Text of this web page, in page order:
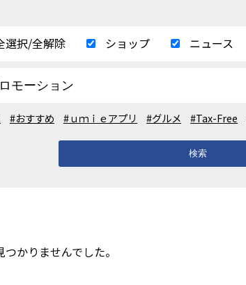
選択/全解除 ショップ ニュース
#おすすめ #ｕｍｉｅアプリ #グルメ #Tax-Free
検索
かりませんでした。